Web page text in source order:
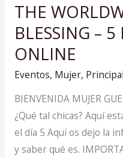
THE
BLESSING –
ONLINE
Eventos, Mujer, Principal
BIENVENIDA MUJER
¿Qué tal chicas? Aquí
el día 5 Aquí os dejo la
y saber qué es.
THE
WORLDWIDE
WOMB
BLESSING
–
5
FEBRERO
2023
ONLINE